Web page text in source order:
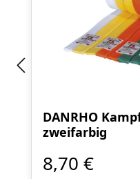
DANRHO
zweifarbig
8,70 €